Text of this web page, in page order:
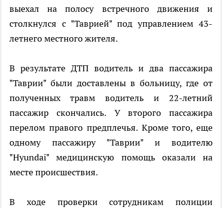
выехал на полосу встречного движения и
столкнулся с "Таврией" под управлением 43-
летнего местного жителя.
В результате ДТП водитель и два пассажира
"Таврии" были доставлены в больницу, где от
полученных травм водитель и 22-летний
пассажир скончались. У второго пассажира
перелом правого предплечья. Кроме того, еще
одному пассажиру "Таврии" и водителю
"Hyundai" медицинскую помощь оказали на
месте происшествия.
В ходе проверки сотрудникам полиции